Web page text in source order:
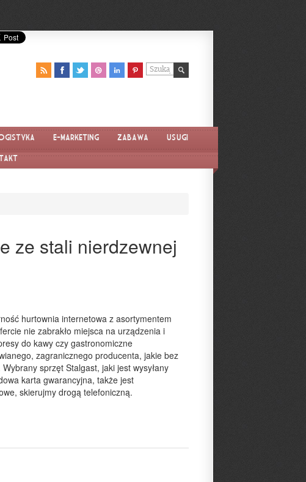
E-marketing Zabawa Usługi
ze stali nierdzewnej
hurtownia internetowa z asortymentem
nie zabrakło miejsca na urządzenia i
do kawy czy gastronomiczne
zagranicznego producenta, jakie bez
sprzęt Stalgast, jaki jest wysyłany
karta gwarancyjna, także jest
skierujmy drogą telefoniczną.